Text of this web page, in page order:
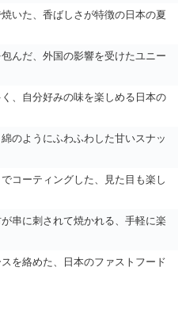
いた、香ばしさが特徴の日本の夏
んだ、外国の影響を受けたユニー
、自分好みの味を楽しめる日本の
のようにふわふわした甘いスナッ
コーティングした、見た目も楽し
串に刺されて焼かれる、手軽に楽
を絡めた、日本のファストフード